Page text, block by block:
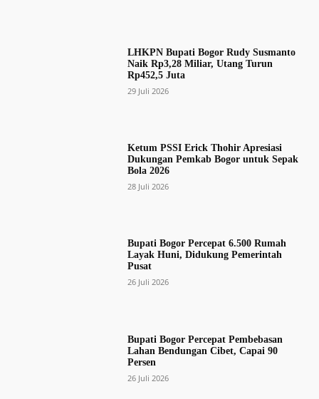
LHKPN Bupati Bogor Rudy Susmanto
Naik Rp3,28 Miliar, Utang Turun
Rp452,5 Juta
29 Juli 2026
Ketum PSSI Erick Thohir Apresiasi
Dukungan Pemkab Bogor untuk Sepak
Bola 2026
28 Juli 2026
Bupati Bogor Percepat 6.500 Rumah
Layak Huni, Didukung Pemerintah
Pusat
26 Juli 2026
Bupati Bogor Percepat Pembebasan
Lahan Bendungan Cibet, Capai 90
Persen
26 Juli 2026